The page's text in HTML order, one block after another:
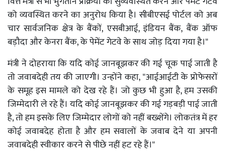
को व्यवस्थित करने का अनुरोध किया है। सीबीएसई पोर्टल को अब
चार सार्वजनिक क्षेत्र के बैंकों, एसबीआई, इंडियन बैंक, बैंक ऑफ
बड़ौदा और केनरा बैंक, के पेमेंट गेटवे के साथ जोड़ दिया गया है।"
मंत्री ने दोहराया कि यदि कोई जानबूझकर की गई चूक पाई जाती है
तो जवाबदेही तय की जाएगी। उन्होंने कहा, "आईआईटी के प्रोफेसरों
के समूह इस मामले को देख रहे हैं। जो कुछ भी हुआ है, हम उसकी
जिम्मेदारी ले रहे हैं। यदि कोई जानबूझकर की गई गड़बड़ी पाई जाती
है, तो हम इसके लिए जिम्मेदार लोगों को नहीं बख्शेंगे। लोकतंत्र में हर
कोई जवाबदेह होता है और हम सवालों के जवाब देने या अपनी
जवाबदेही स्वीकार करने से पीछे नहीं हट रहे हैं।"